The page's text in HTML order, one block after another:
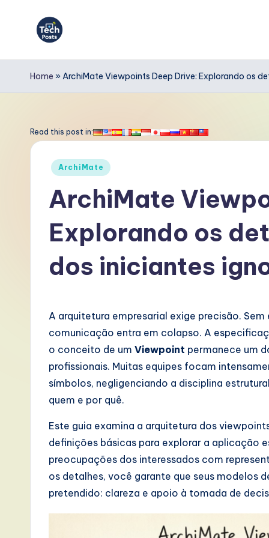
T
e
h
rt
Home » ArchiMate Viewpoints Deep Drive: Explorando os
Read this post in:
Posted
ArchiMate
ArchiMate
Explorando os
dos iniciantes
A arquitetura empresarial exige precisão.
comunicação entra em colapso. A
o conceito de um Viewpoint permanece um
profissionais. Muitas equipes focam
símbolos, negligenciando a disciplina
quem e por quê.
Este guia examina a arquitetura dos
definições básicas para explorar a aplicação
preocupações dos interessados com
os detalhes, você garante que seus modelos
pretendido: clareza e apoio à tomada de